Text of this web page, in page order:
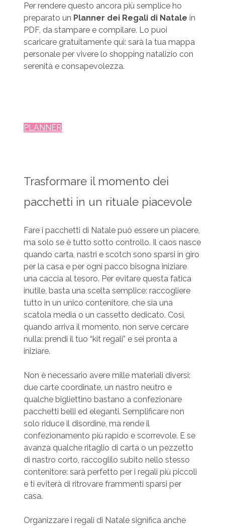
Per rendere questo ancora più semplice ho
preparato un Planner dei Regali di Natale in
PDF, da stampare e compilare. Lo puoi
scaricare gratuitamente qui: sarà la tua mappa
personale per vivere lo shopping natalizio con
serenità e consapevolezza.
PLANNER
Trasformare il momento dei
pacchetti in un rituale piacevole
Fare i pacchetti di Natale può essere un piacere,
ma solo se è tutto sotto controllo. Il caos nasce
quando carta, nastri e scotch sono sparsi in giro
per la casa e per ogni pacco bisogna iniziare
una caccia al tesoro. Per evitare questa fatica
inutile, basta una scelta semplice: raccogliere
tutto in un unico contenitore, che sia una
scatola media o un cassetto dedicato. Così,
quando arriva il momento, non serve cercare
nulla: prendi il tuo “kit regali” e sei pronta a
iniziare.
Non è necessario avere mille materiali diversi:
due carte coordinate, un nastro neutro e
qualche bigliettino bastano a confezionare
pacchetti belli ed eleganti. Semplificare non
solo riduce il disordine, ma rende il
confezionamento più rapido e scorrevole. E se
avanza qualche ritaglio di carta o un pezzetto
di nastro corto, raccoglilo subito nello stesso
contenitore: sarà perfetto per i regali più piccoli
e ti eviterà di ritrovare frammenti sparsi per
casa.
Organizzare i regali di Natale significa anche